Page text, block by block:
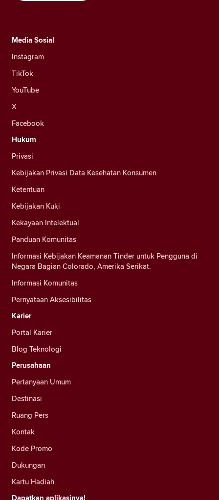
Media Sosial
Instagram
TikTok
YouTube
X
Facebook
Hukum
Privasi
Kebijakan Privasi Data Kesehatan Konsumen
Ketentuan
Kebijakan Kuki
Kekayaan Intelektual
Panduan Komunitas
Informasi Kebijakan Keamanan Tinder untuk Pengguna di
Negara Bagian Colorado, Amerika Serikat.
Informasi Komunitas
Pernyataan Aksesibilitas
Karier
Portal Karier
Blog Teknologi
Perusahaan
Pertanyaan Umum
Destinasi
Ruang Pers
Kontak
Kode Promo
Dukungan
Kartu Hadiah